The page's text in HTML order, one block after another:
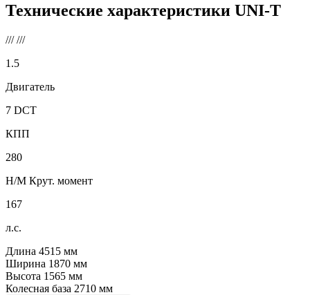
Технические характеристики UNI-T
/// ///
1.5
Двигатель
7 DCT
КПП
280
Н/М Крут. момент
167
л.с.
Длина 4515 мм
Ширина 1870 мм
Высота 1565 мм
Колесная база 2710 мм